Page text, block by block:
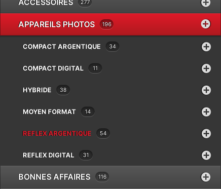
ACCESSOIRES 277
APPAREILS PHOTOS 196
COMPACT ARGENTIQUE 34
COMPACT DIGITAL 11
HYBRIDE 38
MOYEN FORMAT 14
REFLEX ARGENTIQUE 54
REFLEX DIGITAL 31
BONNES AFFAIRES 116